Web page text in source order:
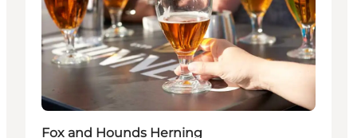
Fox and Hounds Herning